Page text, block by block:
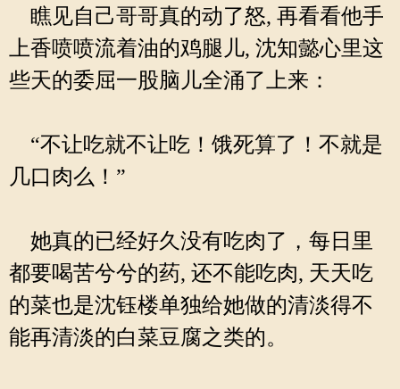
瞧见自己哥哥真的动了怒, 再看看他手
上香喷喷流着油的鸡腿儿, 沈知懿心里这
些天的委屈一股脑儿全涌了上来：
“不让吃就不让吃！饿死算了！不就是
几口肉么！”
她真的已经好久没有吃肉了，每日里
都要喝苦兮兮的药, 还不能吃肉, 天天吃
的菜也是沈钰楼单独给她做的清淡得不
能再清淡的白菜豆腐之类的。